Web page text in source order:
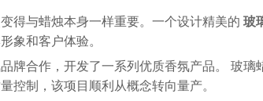
得与蜡烛本身一样重要。一个设计精美的 玻
象和客户体验。
牌合作，开发了一系列优质香氛产品。 玻璃
控制，该项目顺利从概念转向量产。